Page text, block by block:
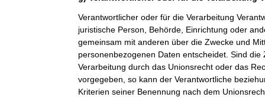
Verantwortlicher oder für die Verarbeitung
juristische Person, Behörde, Einrichtung oder
gemeinsam mit anderen über die Zwecke und
personenbezogenen Daten entscheidet. Sind die
Verarbeitung durch das Unionsrecht oder das
vorgegeben, so kann der Verantwortliche
Kriterien seiner Benennung nach dem